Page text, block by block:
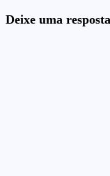
Deixe uma resposta